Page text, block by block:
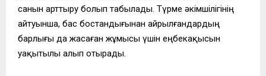
санын арттыру болып табылады. Түрме әкімшілігінің
айтуынша, бас бостандығынан айрылғандардың
барлығы да жасаған жұмысы үшін еңбекақысын
уақытылы алып отырады.